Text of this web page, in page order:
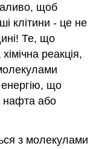
щоб
клітини - це не
Те, що
реакція,
що
нафта або
з молекулами